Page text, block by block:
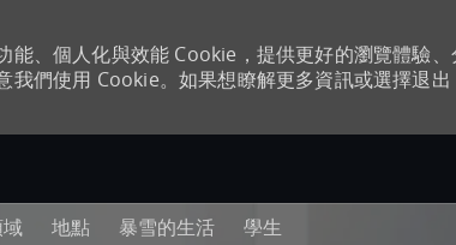
能、個人化與效能 Cookie，提供更好的瀏覽體驗
我們使用 Cookie。如果想瞭解更多資訊或選擇退
地點 暴雪的生活 學生